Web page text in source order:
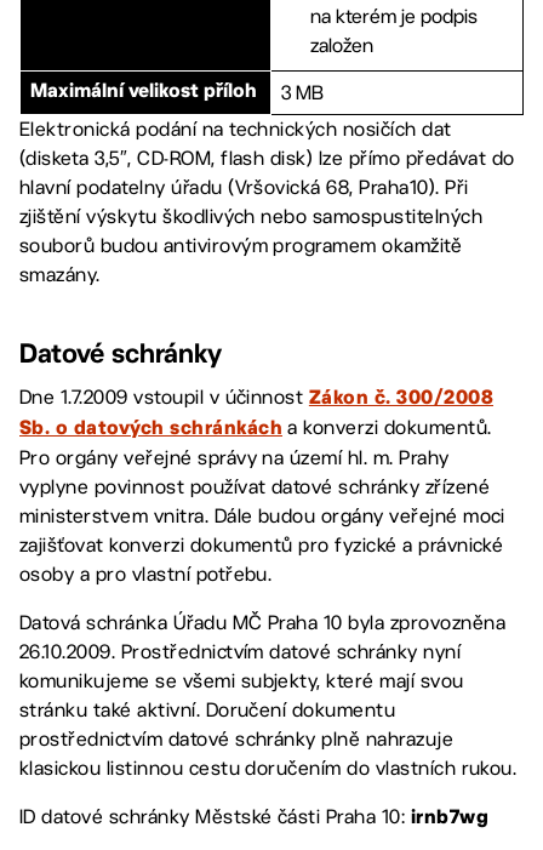
na kterém je podpis
založen
Maximální velikost příloh
3 MB
Elektronická podání na technických nosičích dat
(disketa 3,5″, CD-ROM, flash disk) lze přímo předávat do
hlavní podatelny úřadu (Vršovická 68, Praha10). Při
zjištění výskytu škodlivých nebo samospustitelných
souborů budou antivirovým programem okamžitě
smazány.
Datové schránky
Dne 1.7.2009 vstoupil v účinnost Zákon č. 300/2008
Sb. o datových schránkách a konverzi dokumentů.
Pro orgány veřejné správy na území hl. m. Prahy
vyplyne povinnost používat datové schránky zřízené
ministerstvem vnitra. Dále budou orgány veřejné moci
zajišťovat konverzi dokumentů pro fyzické a právnické
osoby a pro vlastní potřebu.
Datová schránka Úřadu MČ Praha 10 byla zprovozněna
26.10.2009. Prostřednictvím datové schránky nyní
komunikujeme se všemi subjekty, které mají svou
stránku také aktivní. Doručení dokumentu
prostřednictvím datové schránky plně nahrazuje
klasickou listinnou cestu doručením do vlastních rukou.
ID datové schránky Městské části Praha 10: irnb7wg